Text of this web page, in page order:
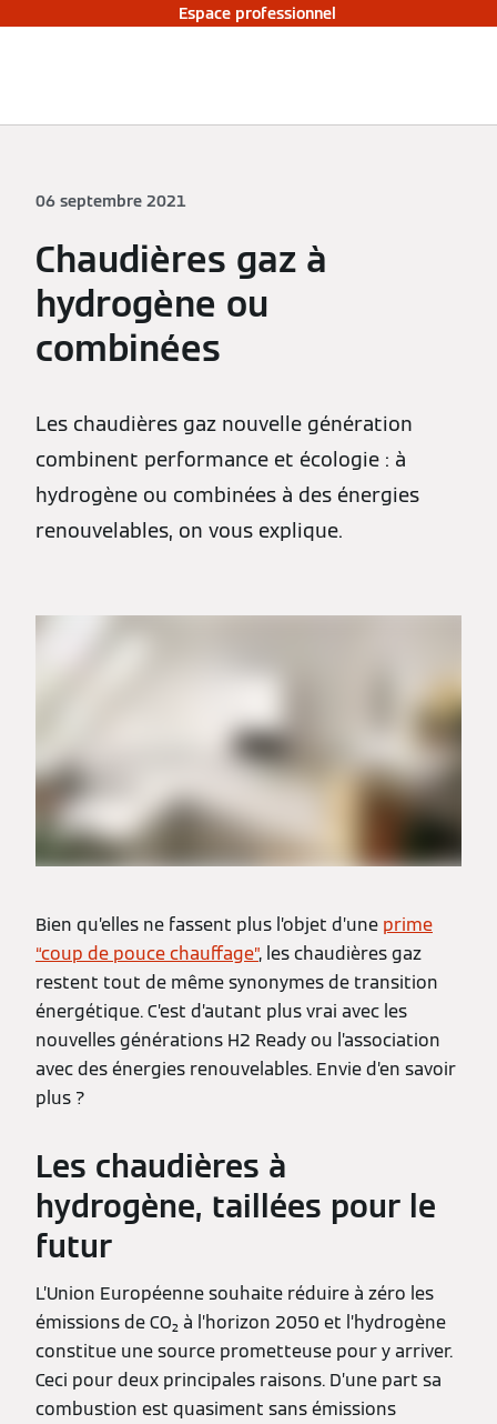
Espace professionnel
06 septembre 2021
Chaudières gaz à
hydrogène ou
combinées
Les chaudières gaz nouvelle génération
combinent performance et écologie : à
hydrogène ou combinées à des énergies
renouvelables, on vous explique.
Bien qu’elles ne fassent plus l’objet d’une prime
“coup de pouce chauffage”, les chaudières gaz
restent tout de même synonymes de transition
énergétique. C’est d’autant plus vrai avec les
nouvelles générations H2 Ready ou l’association
avec des énergies renouvelables. Envie d’en savoir
plus ?
Les chaudières à
hydrogène, taillées pour le
futur
L’Union Européenne souhaite réduire à zéro les
émissions de CO₂ à l’horizon 2050 et l’hydrogène
constitue une source prometteuse pour y arriver.
Ceci pour deux principales raisons. D’une part sa
combustion est quasiment sans émissions